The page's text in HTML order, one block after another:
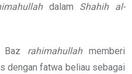
dalam Shahih al-
Baz rahimahullahmemberi
dengan fatwa beliau sebagai